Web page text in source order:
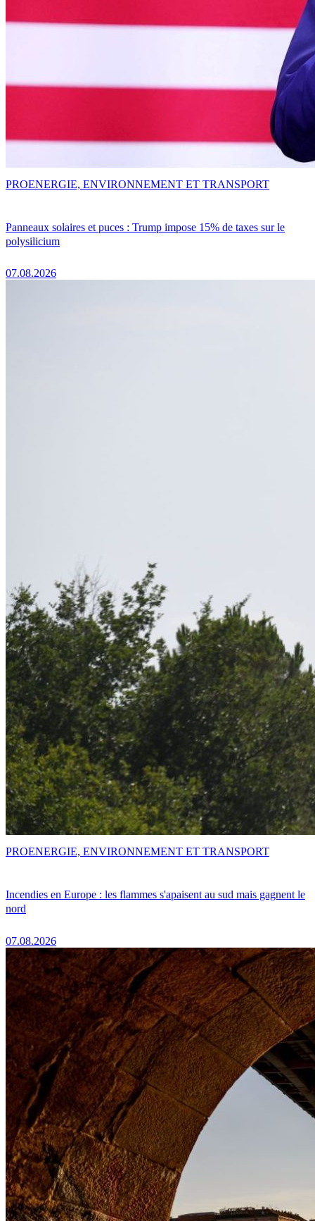
Panneaux solaires et puces : Trump impose 15% de taxes sur le
polysilicium
07.08.2026
PROENERGIE, ENVIRONNEMENT ET TRANSPORT
Incendies en Europe : les flammes s'apaisent au sud mais gagnent le
nord
07.08.2026
PROENERGIE, ENVIRONNEMENT ET TRANSPORT